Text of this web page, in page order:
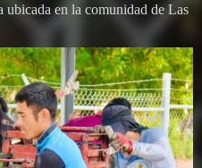
en la comunidad de Las